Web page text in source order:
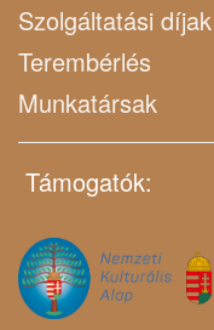
Szolgáltatási díjak
Terembérlés
Munkatársak
Támogatók: